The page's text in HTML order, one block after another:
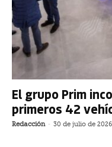
El grupo Prim
primeros 42
Redacción - 30 de julio de 2026